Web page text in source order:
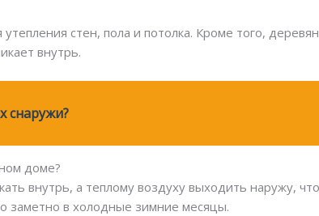
стен, пола и потолка. Кроме того,
внутрь.
снаружи?
доме?
внутрь, а теплому воздуху выходить наружу,
заметно в холодные зимние месяцы.